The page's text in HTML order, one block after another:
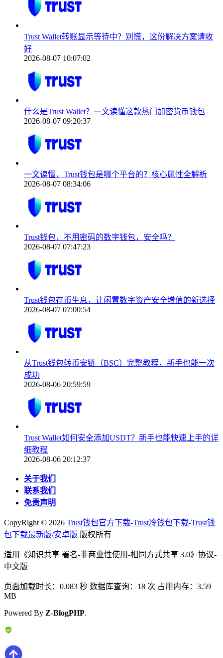
Trust Wallet转账显示等待中？别慌，这份解决方案请收
好
2026-08-07 10:07:02
什么是Trust Wallet？一文读懂这款热门加密货币钱包
2026-08-07 09:20:37
一文读懂，Trust钱包是哪个平台的？核心属性全解析
2026-08-07 08:34:06
Trust钱包，不用密码的数字钱包，安全吗？
2026-08-07 07:47:23
Trust钱包存币生息，让闲置数字资产安全增值的新选择
2026-08-07 07:00:54
从Trust钱包转币安链（BSC）完整教程，新手也能一次
成功
2026-08-06 20:59:59
Trust Wallet如何安全添加USDT？新手也能快速上手的详
细教程
2026-08-06 20:12:37
关于我们
联系我们
免责声明
CopyRight © 2026 Trust钱包官方下载-Trust冷钱包下载-Trust钱
包下载最新版/安卓版 版权所有
适用《知识共享 署名-非商业性使用-相同方式共享 3.0》协议-
中文版
页面加载时长：0.083 秒 数据库查询：18 次 占用内存：3.59
MB
Powered By Z-BlogPHP.